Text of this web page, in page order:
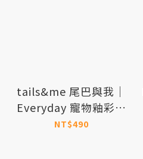
tails&me 尾巴與我｜
Everyday 寵物釉彩陶
瓷碗 M號 (共5色)
NT$490